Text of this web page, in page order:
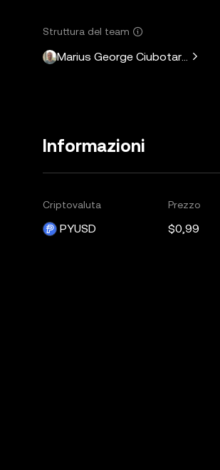
Struttura del team
Marius George Ciubotariu
Informazioni
Criptovaluta
PYUSD
Prezzo
$0,99